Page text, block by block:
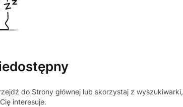
do Strony głównej lub skorzystaj z wyszukiwarki,
interesuje.